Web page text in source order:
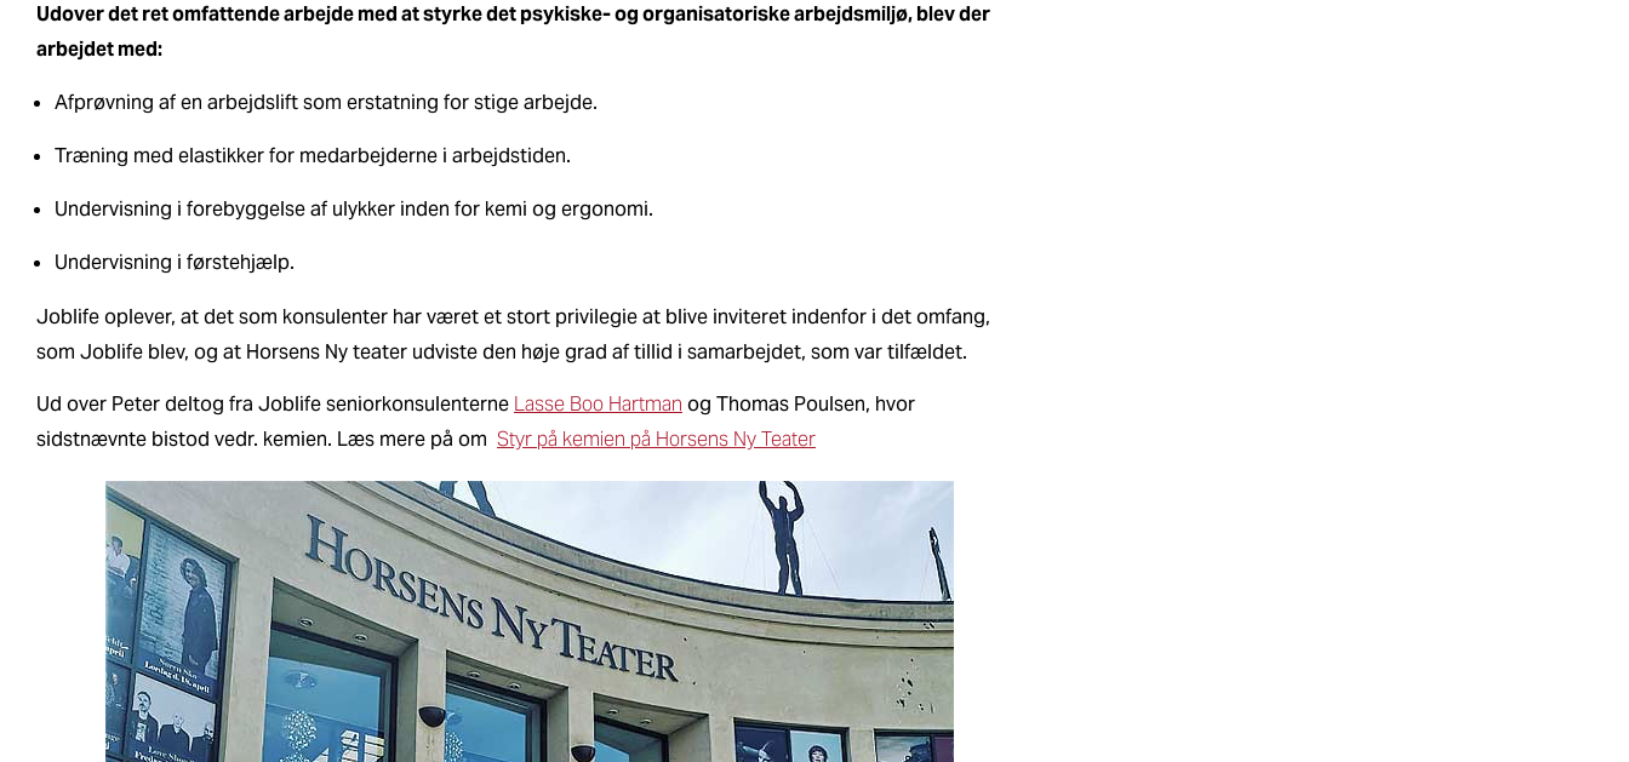
Udover det ret omfattende arbejde med at styrke det psykiske- og organisatoriske arbejdsmiljø, blev der
arbejdet med:
Afprøvning af en arbejdslift som erstatning for stige arbejde.
Træning med elastikker for medarbejderne i arbejdstiden.
Undervisning i forebyggelse af ulykker inden for kemi og ergonomi.
Undervisning i førstehjælp.
Joblife oplever, at det som konsulenter har været et stort privilegie at blive inviteret indenfor i det omfang,
som Joblife blev, og at Horsens Ny teater udviste den høje grad af tillid i samarbejdet, som var tilfældet.
Ud over Peter deltog fra Joblife seniorkonsulenterne Lasse Boo Hartman og Thomas Poulsen, hvor
sidstnævnte bistod vedr. kemien. Læs mere på om Styr på kemien på Horsens Ny Teater